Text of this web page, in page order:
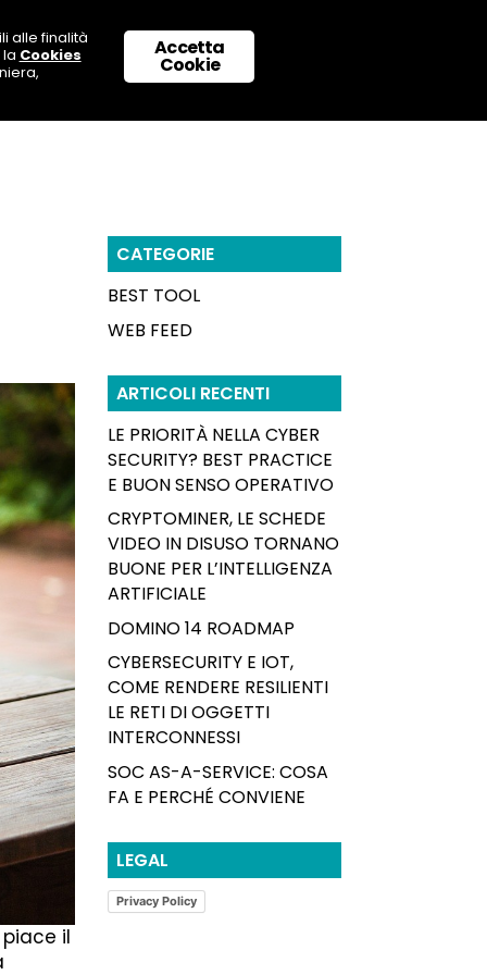
NOI SUPPORTO & CONTATTI
il
CATEGORIE
BEST TOOL
WEB FEED
ARTICOLI RECENTI
LE PRIORITÀ NELLA CYBER
SECURITY? BEST PRACTICE
E BUON SENSO OPERATIVO
CRYPTOMINER, LE SCHEDE
VIDEO IN DISUSO TORNANO
BUONE PER L’INTELLIGENZA
ARTIFICIALE
DOMINO 14 ROADMAP
CYBERSECURITY E IOT,
COME RENDERE RESILIENTI
LE RETI DI OGGETTI
INTERCONNESSI
SOC AS-A-SERVICE: COSA
FA E PERCHÉ CONVIENE
LEGAL
Privacy Policy
Accetta
Cookie
alle finalità
Cookies